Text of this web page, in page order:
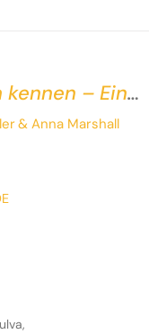
– Ein
& Anna Marshall